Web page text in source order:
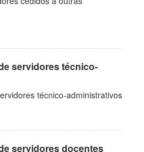
servidores técnico-
técnico-administrativos
servidores docentes